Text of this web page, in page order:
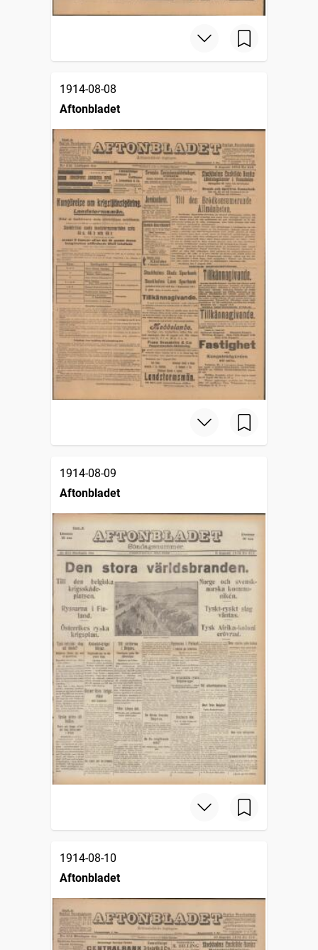
1914-08-08
Aftonbladet
1914-08-09
Aftonbladet
1914-08-10
Aftonbladet